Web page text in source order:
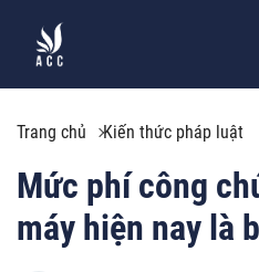
Trang chủ Kiến thức pháp luật
Mức phí công
máy hiện nay là